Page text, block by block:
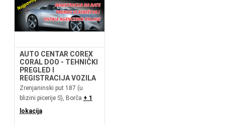
AUTO CENTAR COREX
CORAL DOO - TEHNIČKI
PREGLED I
REGISTRACIJA VOZILA
Zrenjaninski put 187 (u
blizini picerije S), Borča + 1
lokacija